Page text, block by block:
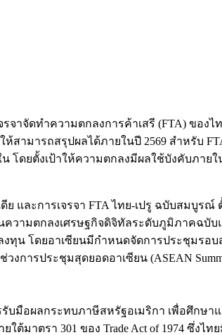
าจัดทำความตกลงการค้าเสรี (FTA) ของไ
ห้สามารถสรุปผลได้ภายในปี 2569 สำหรับ
ดยตั้งเป้าให้ความตกลงมีผลใช้บังคับภายใ
ละการเจรจา FTA ไทย-เปรู ฉบับสมบูรณ์
นความตกลงเศรษฐกิจดิจิทัลระดับภูมิภาคฉ
ทุน โดยอาเซียนมีกำหนดจัดการประชุมรอ
วงการประชุมสุดยอดอาเซียน (ASEAN
มือผลกระทบภาษีสหรัฐอเมริกา เพื่อศึกษา
าตรา 301 ของ Trade Act of 1974 ซึ่งไ